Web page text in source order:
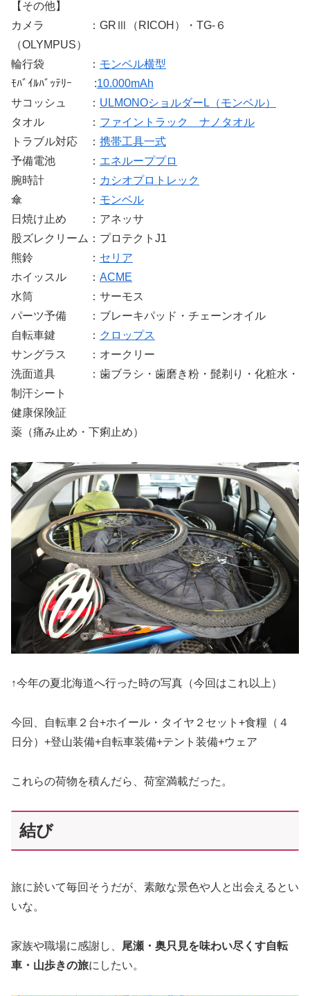
【その他】
カメラ ：GRⅢ（RICOH）・TG-６
（OLYMPUS）
輪行袋 ： モンベル横型
ﾓﾊﾞｲﾙﾊﾞｯﾃﾘｰ :10.000mAh
サコッシュ ： ULMONOショルダーL（モンベル）
タオル ： ファイントラック ナノタオル
トラブル対応 ： 携帯工具一式
予備電池 ： エネループプロ
腕時計 ： カシオプロトレック
傘 ： モンベル
日焼け止め ：アネッサ
股ズレクリーム：プロテクトJ1
熊鈴 ： セリア
ホイッスル ： ACME
水筒 ：サーモス
パーツ予備 ：ブレーキパッド・チェーンオイル
自転車鍵 ： クロップス
サングラス ：オークリー
洗面道具 ：歯ブラシ・歯磨き粉・髭剃り・化粧水・
制汗シート
健康保険証
薬（痛み止め・下痢止め）
↑今年の夏北海道へ行った時の写真（今回はこれ以上）
今回、自転車２台+ホイール・タイヤ２セット+食糧（４
日分）+登山装備+自転車装備+テント装備+ウェア
これらの荷物を積んだら、荷室満載だった。
結び
旅に於いて毎回そうだが、素敵な景色や人と出会えるとい
いな。
家族や職場に感謝し、
尾瀬・奥只見を味わい尽くす自転
車・山歩きの旅にしたい。